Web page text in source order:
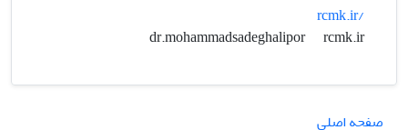
rcmk.ir/
dr.mohammadsadeghalipor
rcmk.ir
صفحه اصلی